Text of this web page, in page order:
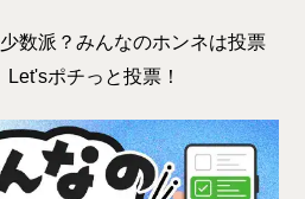
数派？みんなのホンネは投票
ポチっと投票！